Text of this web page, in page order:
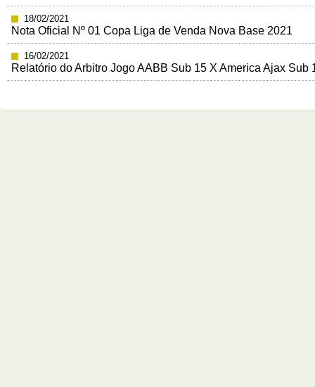
18/02/2021
Nota Oficial Nº 01 Copa Liga de Venda Nova Base 2021
16/02/2021
Relatório do Arbitro Jogo AABB Sub 15 X America Ajax Sub